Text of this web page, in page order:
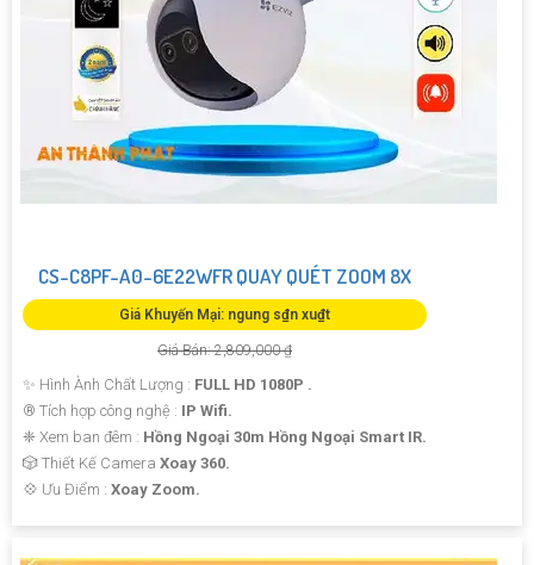
CS-C8PF-A0-6E22WFR QUAY QUÉT ZOOM 8X
Giá Khuyến Mại: ngung s₫n xu₫t
Giá Bán: 2,809,000 ₫
✨ Hình Ành Chất Lượng : FULL HD 1080P .
®️ Tích hợp công nghệ : IP Wifi.
❈ Xem ban đêm : Hồng Ngoại 30m Hồng Ngoại Smart IR.
🎲 Thiết Kế Camera Xoay 360.
️💠 Ưu Điểm : Xoay Zoom.